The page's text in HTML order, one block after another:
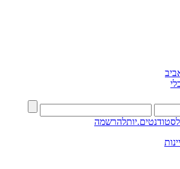
להרשמה